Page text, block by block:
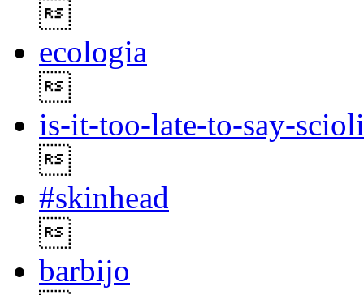
ecologia
is-it-too-late-to-say-scioli
#skinhead
barbijo